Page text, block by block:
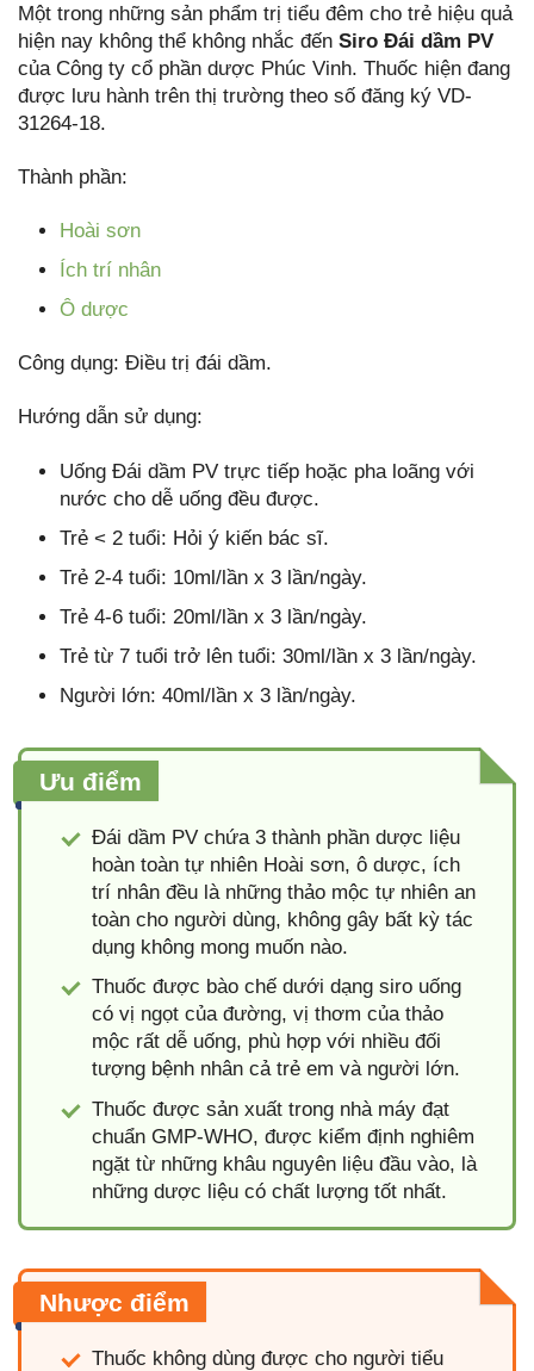
Một trong những sản phẩm trị tiểu đêm cho trẻ hiệu quả
hiện nay không thể không nhắc đến Siro Đái dầm PV
của Công ty cổ phần dược Phúc Vinh. Thuốc hiện đang
được lưu hành trên thị trường theo số đăng ký VD-
31264-18.
Thành phần:
Hoài sơn
Ích trí nhân
Ô dược
Công dụng: Điều trị đái dầm.
Hướng dẫn sử dụng:
Uống Đái dầm PV trực tiếp hoặc pha loãng với
nước cho dễ uống đều được.
Trẻ < 2 tuổi: Hỏi ý kiến bác sĩ.
Trẻ 2-4 tuổi: 10ml/lần x 3 lần/ngày.
Trẻ 4-6 tuổi: 20ml/lần x 3 lần/ngày.
Trẻ từ 7 tuổi trở lên tuổi: 30ml/lần x 3 lần/ngày.
Người lớn: 40ml/lần x 3 lần/ngày.
Ưu điểm
Đái dầm PV chứa 3 thành phần dược liệu
hoàn toàn tự nhiên Hoài sơn, ô dược, ích
trí nhân đều là những thảo mộc tự nhiên an
toàn cho người dùng, không gây bất kỳ tác
dụng không mong muốn nào.
Thuốc được bào chế dưới dạng siro uống
có vị ngọt của đường, vị thơm của thảo
mộc rất dễ uống, phù hợp với nhiều đối
tượng bệnh nhân cả trẻ em và người lớn.
Thuốc được sản xuất trong nhà máy đạt
chuẩn GMP-WHO, được kiểm định nghiêm
ngặt từ những khâu nguyên liệu đầu vào, là
những dược liệu có chất lượng tốt nhất.
Nhược điểm
Thuốc không dùng được cho người tiểu